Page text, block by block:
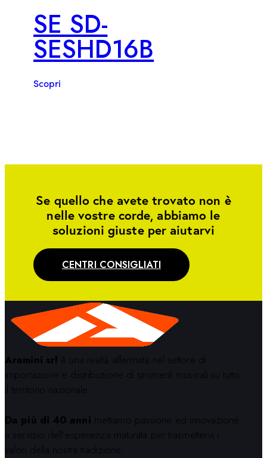
SE SD-
SESHD16B
Scopri
Se quello che avete trovato non è
nelle vostre corde, abbiamo le
soluzioni giuste per aiutarvi
CENTRI CONSIGLIATI
Aramini srl è una realtà affermata nel settore di
importazione e distribuzione di strumenti musicali su tutto
il territorio nazionale.
Da più di 40 anni mettiamo passione ed innovazione
a servizio dell’esperienza maturata per trasmettervi i
valori della nostra tradizione.